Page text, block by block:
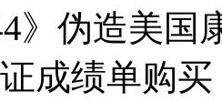
》伪造美
成绩单购